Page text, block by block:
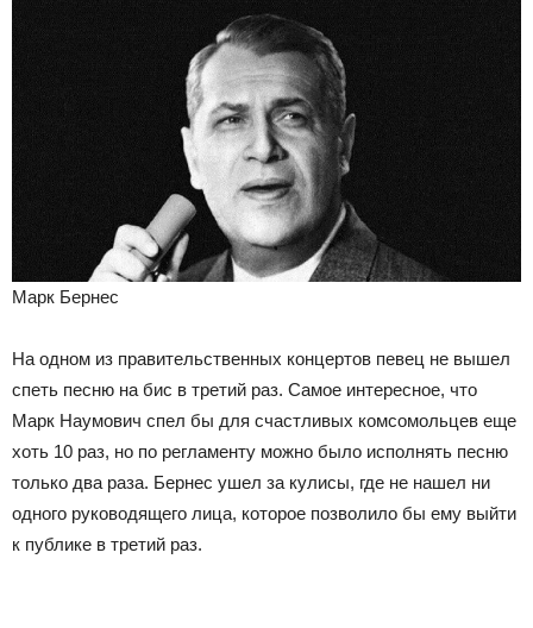
Марк Бернес
На одном из правительственных концертов певец не вышел
спеть песню на бис в третий раз. Самое интересное, что
Марк Наумович спел бы для счастливых комсомольцев еще
хоть 10 раз, но по регламенту можно было исполнять песню
только два раза. Бернес ушел за кулисы, где не нашел ни
одного руководящего лица, которое позволило бы ему выйти
к публике в третий раз.